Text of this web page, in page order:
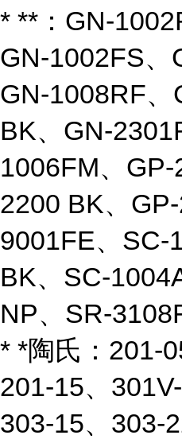
* **：GN-
GN-1002FS、
GN-1008RF、
BK、GN-
1006FM、
2200 BK、
9001FE、SC-
BK、SC-
NP、SR-
* *陶氏：201-
201-15、
303-15、303-